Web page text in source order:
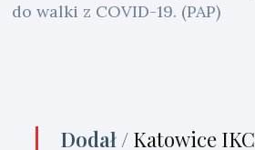
do walki z COVID-19. (PAP)
Dodał / Katowice IKC